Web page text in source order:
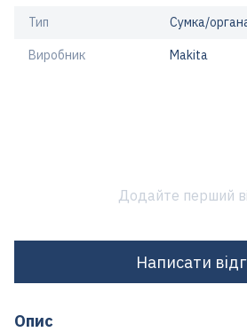
Тип Сумка/
Виробник Makita
Додайте перший
Написати
Опис